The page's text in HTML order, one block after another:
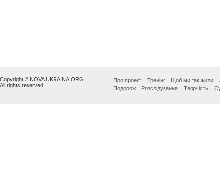
Copyright © NOVA UKRAINA.ORG
All rights reserved.
Про проект Тренінг Щоб ми так жили
Подорож
Розслідування Творчість